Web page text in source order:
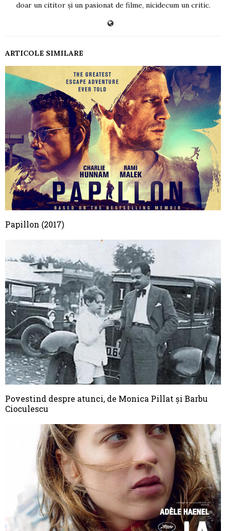
doar un cititor și un pasionat de filme, nicidecum un critic.
ARTICOLE SIMILARE
Papillon (2017)
Povestind despre atunci, de Monica Pillat şi Barbu
Cioculescu